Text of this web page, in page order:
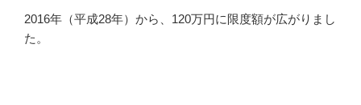
2016年（平成28年）から、120万円に限度額が広がりまし
た。